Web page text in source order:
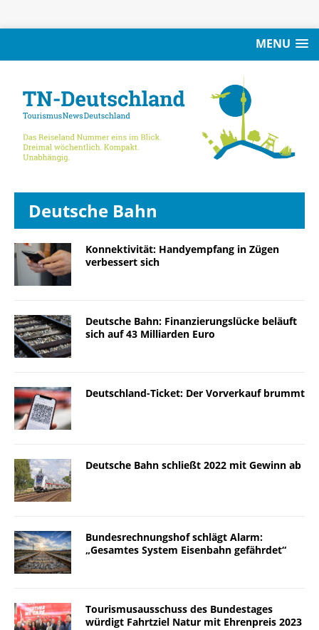
MENU
Deutsche Bahn
Konnektivität: Handyempfang in Zügen
verbessert sich
Deutsche Bahn: Finanzierungslücke beläuft
sich auf 43 Milliarden Euro
Deutschland-Ticket: Der Vorverkauf brummt
Deutsche Bahn schließt 2022 mit Gewinn ab
Bundesrechnungshof schlägt Alarm:
„Gesamtes System Eisenbahn gefährdet“
Tourismusausschuss des Bundestages
würdigt Fahrtziel Natur mit Ehrenpreis 2023